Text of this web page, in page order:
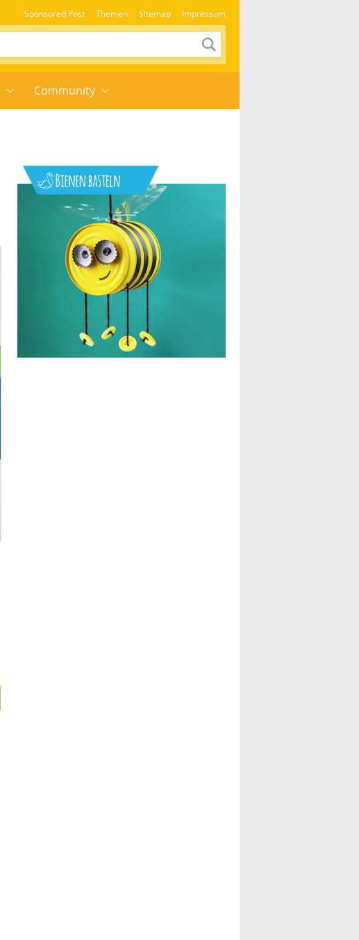
Sponsored Post Themen Sitemap Impressum
Community